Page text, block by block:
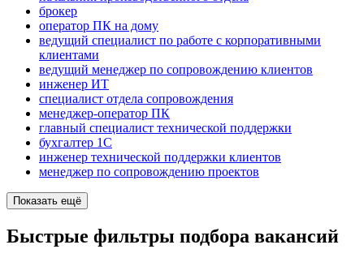
брокер
оператор ПК на дому
ведущий специалист по работе с корпоративными
клиентами
ведущий менеджер по сопровождению клиентов
инженер ИТ
специалист отдела сопровождения
менеджер-оператор ПК
главный специалист технической поддержки
бухгалтер 1C
инженер технической поддержки клиентов
менеджер по сопровождению проектов
Показать ещё
Быстрые фильтры подбора вакансий